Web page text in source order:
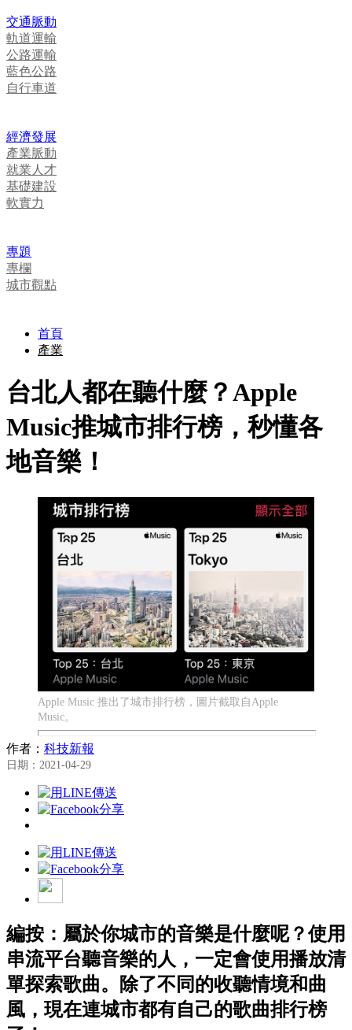
交通脈動
軌道運輸
公路運輸
藍色公路
自行車道
經濟發展
產業脈動
就業人才
基礎建設
軟實力
專題
專欄
城市觀點
首頁
產業
台北人都在聽什麼？Apple
Music推城市排行榜，秒懂各
地音樂！
Apple Music 推出了城市排行榜，圖片截取自Apple
Music。
作者： 科技新報
日期：2021-04-29
編按：屬於你城市的音樂是什麼呢？使用
串流平台聽音樂的人，一定會使用播放清
單探索歌曲。除了不同的收聽情境和曲
風，現在連城市都有自己的歌曲排行榜